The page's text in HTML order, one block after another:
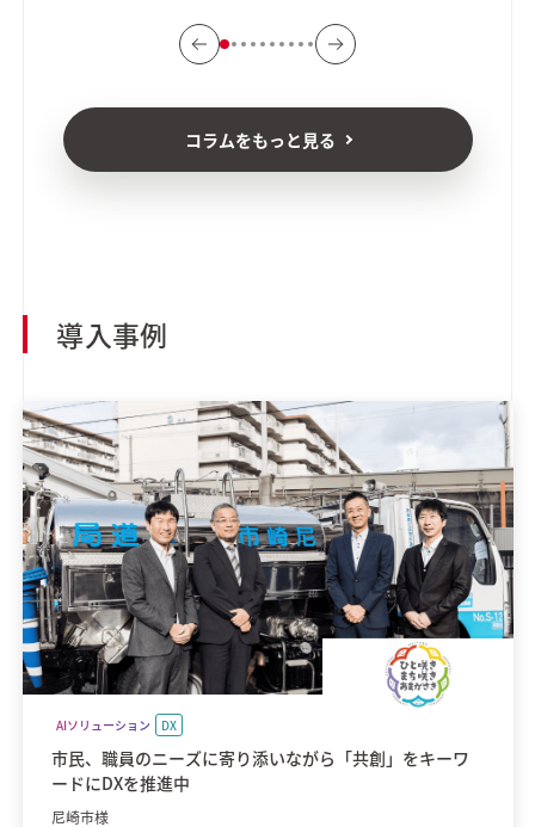
コラムをもっと見る
導入事例
AIソリューション DX
市民、職員のニーズに寄り添いながら「共創」をキーワ
ードにDXを推進中
尼崎市様